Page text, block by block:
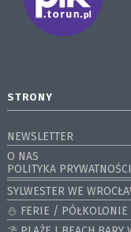
STRONY
NEWSLETTER
O NAS
POLITYKA PRYWATNOŚCI
SYLWESTER WE
⛄️ FERIE /